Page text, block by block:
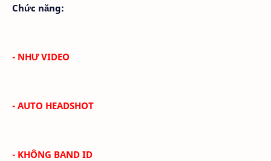
Chức năng:
- NHƯ VIDEO
- AUTO HEADSHOT
- KHÔNG BAND ID